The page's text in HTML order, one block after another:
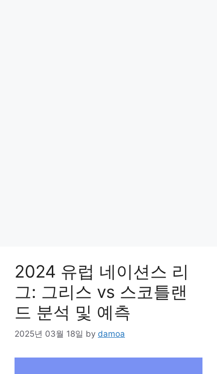
2024 유럽 네이션스 리
그: 그리스 vs 스코틀랜
드 분석 및 예측
2025년 03월 18일 by damoa